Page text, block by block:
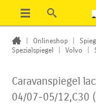
Onlineshop
Spezialspiegel
Volvo
Caravanspiegel
04/07-05/12,C30